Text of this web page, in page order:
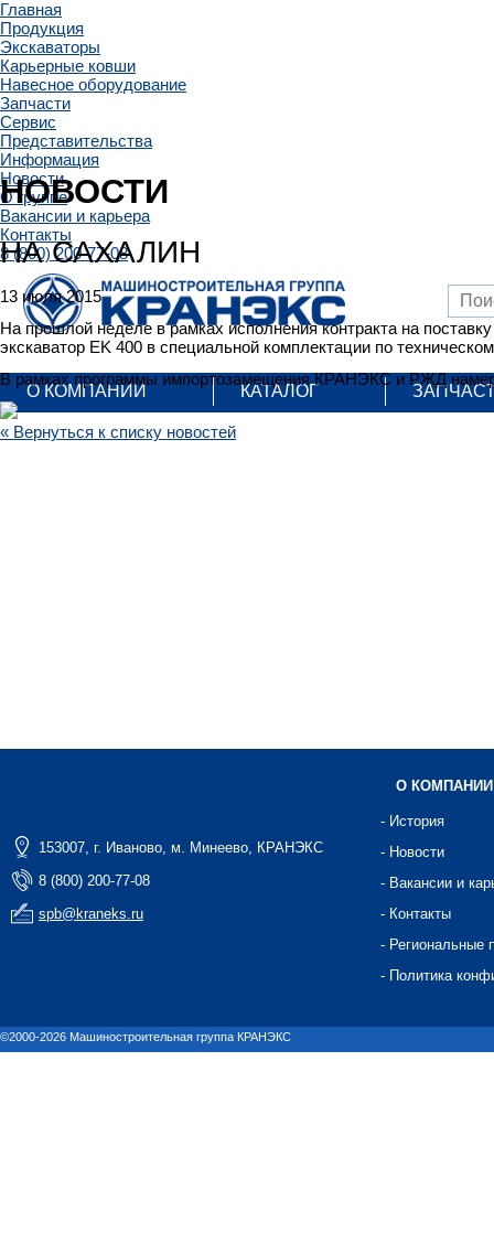
Главная
Продукция
Экскаваторы
Карьерные ковши
Навесное оборудование
Запчасти
Сервис
Представительства
Информация
Новости
О группе
Вакансии и карьера
Контакты
8 (800) 200-77-08
О КОМПАНИИ КАТАЛОГ
НОВОСТИ
НА САХАЛИН
13 июля 2015
На прошлой неделе в рамках исполнения контракта на
экскаватор EK 400 в специальной комплектации по
В рамках программы импортозамещения КРАНЭКС и РЖД
« Вернуться к списку новостей
153007, г. Иваново, м. Минеево, КРАНЭКС
8 (800) 200-77-08
spb@kraneks.ru
О КОМПАНИИ
- История
- Новости
- Вакансии и
- Контакты
- Региональные
- Политика
©2000-2026 Машиностроительная группа КРАНЭКС